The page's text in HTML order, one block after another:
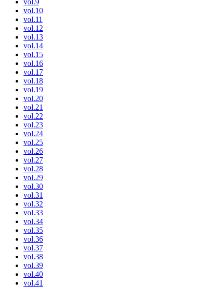
vol.10
vol.11
vol.12
vol.13
vol.14
vol.15
vol.16
vol.17
vol.18
vol.19
vol.20
vol.21
vol.22
vol.23
vol.24
vol.25
vol.26
vol.27
vol.28
vol.29
vol.30
vol.31
vol.32
vol.33
vol.34
vol.35
vol.36
vol.37
vol.38
vol.39
vol.40
vol.41